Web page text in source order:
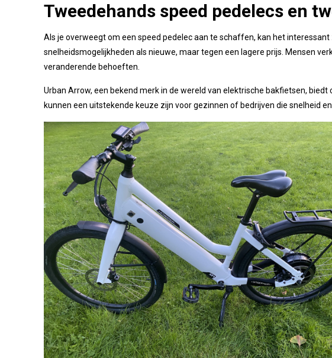
Tweedehands speed pedelecs en
Als je overweegt om een speed pedelec aan te schaffen, kan het
snelheidsmogelijkheden als nieuwe, maar tegen een lagere prijs. Mensen
veranderende behoeften.
Urban Arrow, een bekend merk in de wereld van elektrische bakfietsen,
kunnen een uitstekende keuze zijn voor gezinnen of bedrijven die snelheid